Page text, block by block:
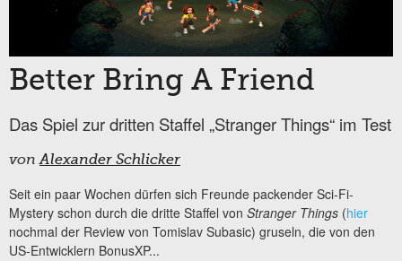
Better Bring A Friend
Das Spiel zur dritten Staffel „Stranger Things“ im Test
vonAlexander Schlicker
Seit ein paar Wochen dürfen sich Freunde packender Sci-Fi-
Mystery schon durch die dritte Staffel von Stranger Things (hier
nochmal der Review von Tomislav Subasic) gruseln, die von den
US-Entwicklern BonusXP...